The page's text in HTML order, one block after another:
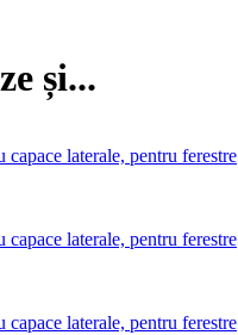
și...
laterale, pentru ferestre
laterale, pentru ferestre
laterale, pentru ferestre